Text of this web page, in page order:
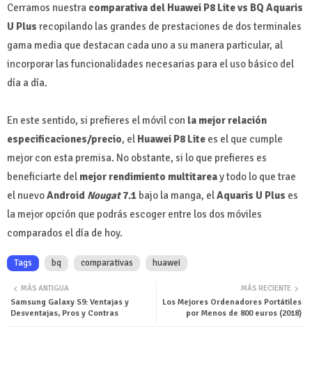
Cerramos nuestra comparativa del Huawei P8 Lite vs BQ Aquaris
U Plus recopilando las grandes de prestaciones de dos terminales
gama media que destacan cada uno a su manera particular, al
incorporar las funcionalidades necesarias para el uso básico del
día a día.
En este sentido, si prefieres el móvil con la mejor relación
especificaciones/precio, el Huawei P8 Lite es el que cumple
mejor con esta premisa. No obstante, si lo que prefieres es
beneficiarte del mejor rendimiento multitareay todo lo que trae
el nuevoAndroid Nougat7.1 bajo la manga, elAquaris U Plus es
la mejor opción que podrás escoger entre los dos móviles
comparados el día de hoy.
Tags bq comparativas huawei
MÁS RECIENTE
Los Mejores Ordenadores Portátiles
por Menos de 800 euros (2018)
MÁS ANTIGUA
Samsung Galaxy S9: Ventajas y
Desventajas, Pros y Contras